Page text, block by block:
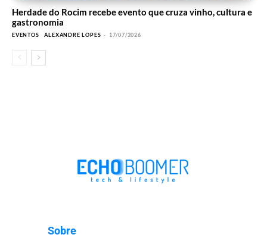
Herdade do Rocim recebe evento que cruza vinho, cultura e
gastronomia
EVENTOS ALEXANDRE LOPES - 17/07/2026
Sobre